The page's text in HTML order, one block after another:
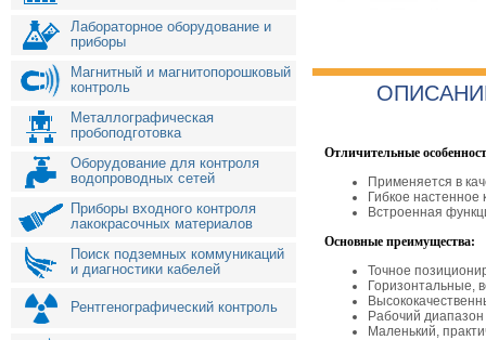
Лабораторное оборудование и
приборы
Магнитный и магнитопорошковый
контроль
Металлографическая
пробоподготовка
Оборудование для контроля
водопроводных сетей
Приборы входного контроля
лакокрасочных материалов
Поиск подземных коммуникаций
и диагностики кабелей
Рентгенографический контроль
Отличительные
Применяется в
Гибкое
Встроенная
Основные преимущества:
Точное
Горизонтальные,
Рабочий
Маленький,